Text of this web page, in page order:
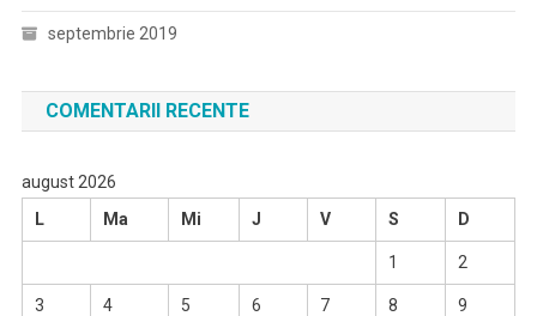
septembrie 2019
COMENTARII RECENTE
august 2026
L
Ma Mi J V S D
1 2
3 4 5 6 7 8 9